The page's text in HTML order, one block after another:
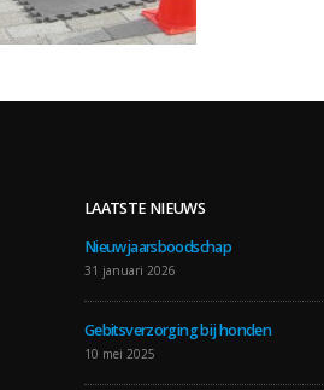
LAATSTE NIEUWS
Nieuwjaarsboodschap
31 januari 2026
Gebitsverzorging bij honden
10 mei 2025